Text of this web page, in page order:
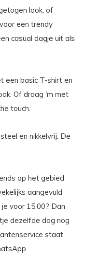
look, of
een trendy
casual dagje uit als
een basic T-shirt en
Of draag 'm met
touch.
en nikkelvrij. De
op het gebied
aangevuld
voor 15:00? Dan
dezelfde dag nog
staat